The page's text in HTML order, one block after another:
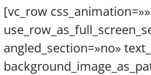
[vc_row
angled_section=»no»